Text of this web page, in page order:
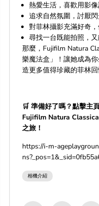
熱愛生活，喜歡用影
追求自然氛圍，討厭
對菲林攝影充滿好奇，
尋找一台既能拍照，
那麼，Fujifilm Natura
樂魔法盒」！讓她成為
造更多值得珍藏的菲林回
🛒 準備好了嗎？點擊主
Fujifilm Natura
之旅！
https://i-m-
相機介紹